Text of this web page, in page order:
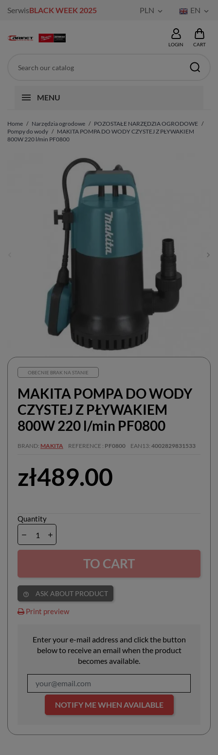
SerwisBLACK WEEK 2025 PLN  EN 
LOGIN CART
MENU
Home Narzędzia ogrodowe
POZOSTAŁE NARZĘDZIA OGRODOWE
Pompy do wody
MAKITA POMPA DO WODY CZYSTEJ Z PŁYWAKIEM
800W 220 l/min PF0800
OBECNIE BRAK NA STANIE
MAKITA POMPA DO WODY
CZYSTEJ Z PŁYWAKIEM
800W 220 l/min PF0800
BRAND MAKITA REFERENCE PF0800 EAN13 4002829831533
zł489.00
Quantity
TO CART
help_outline ASK ABOUT PRODUCT
Print preview
Enter your e-mail address and click the button
below to receive an email when the product
becomes available.
NOTIFY ME WHEN AVAILABLE